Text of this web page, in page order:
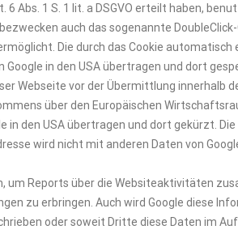
6 Abs. 1 S. 1 lit. a DSGVO erteilt haben,
auch das sogenannte
Die durch das Cookie
in den USA übertragen und dort
Webseite vor der Übermittlung innerhalb
über den Europäischen
in den USA übertragen und dort gekürzt.
wird nicht mit anderen Daten von
um Reports über die Websiteaktivitäten
zu erbringen. Auch wird Google diese
oder soweit Dritte diese Daten im